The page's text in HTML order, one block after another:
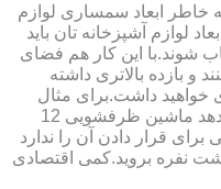
خاطر ابعاد سمساری لوازم
لوازم آشپزخانه تان باید
شوند.با این کار هم فضای
و بازده بالاتری داشته
خواهید داشت.برای مثال
حتی اگر بودجه تان به شما اجازه می دهد ماشین ظرفشویی 12
قرار دادن آن را ندارد
نفره بروید.کمی اقتصادی